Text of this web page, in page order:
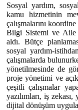
Sosyal yardım,
kamu hizmetinin
çalışmalarını
Bilgi Sistemi ve Aile
aldı. Bütçe
sosyal yardım-
çalışmalarda
yönetilmesinde de
proje yönetimi ve
çeşitli çalışmalar
yazılımları, iş
dijital dönüşüm